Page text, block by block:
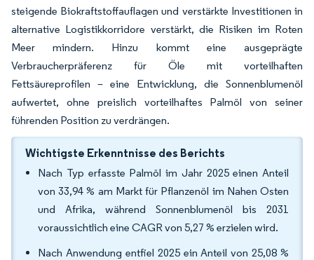
steigende Biokraftstoffauflagen und verstärkte Investitionen in
alternative Logistikkorridore verstärkt, die Risiken im Roten
Meer mindern. Hinzu kommt eine ausgeprägte
Verbraucherpräferenz für Öle mit vorteilhaften
Fettsäureprofilen – eine Entwicklung, die Sonnenblumenöl
aufwertet, ohne preislich vorteilhaftes Palmöl von seiner
führenden Position zu verdrängen.
Wichtigste Erkenntnisse des Berichts
Nach Typ erfasste Palmöl im Jahr 2025 einen Anteil
von 33,94 % am Markt für Pflanzenöl im Nahen Osten
und Afrika, während Sonnenblumenöl bis 2031
voraussichtlich eine CAGR von 5,27 % erzielen wird.
Nach Anwendung entfiel 2025 ein Anteil von 25,08 %